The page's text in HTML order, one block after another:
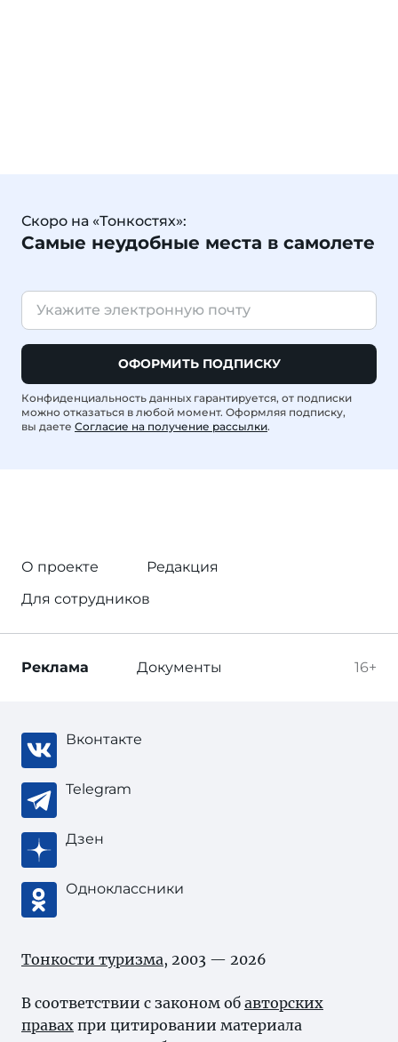
Скоро на «Тонкостях»:
Самые неудобные места в самолете
ОФОРМИТЬ ПОДПИСКУ
Конфиденциальность данных гарантируется, от подписки
можно отказаться в любой момент. Оформляя подписку,
вы даете Согласие на получение рассылки.
О проекте
Редакция
Для сотрудников
16+
Реклама Документы
Вконтакте
Telegram
Дзен
Одноклассники
Тонкости туризма, 2003 — 2026
В соответствии с законом об авторских
правах при цитировании материала